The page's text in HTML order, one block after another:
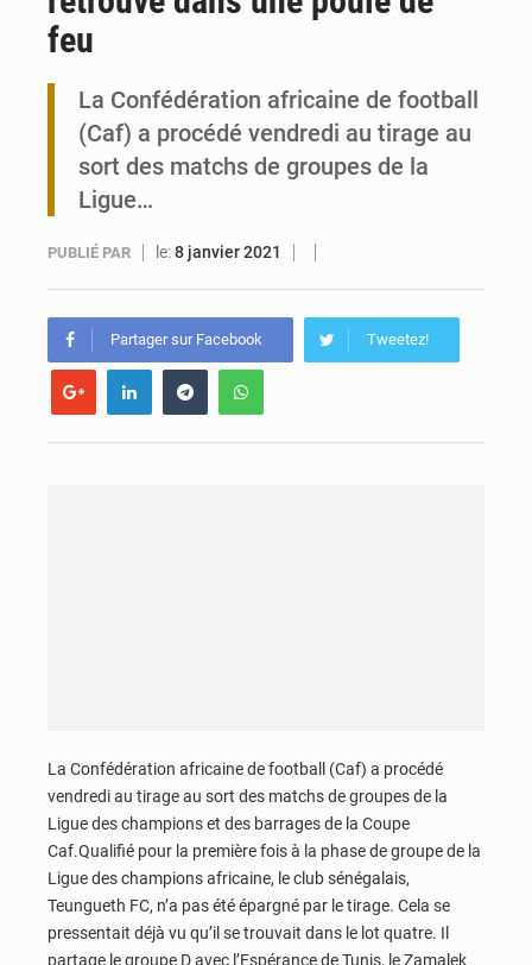
Maurice : Démission de la ministre Véronique Leu-Govind
feu
La Confédération africaine de football
(Caf) a procédé vendredi au tirage au
sort des matchs de groupes de la
Ligue…
PUBLIÉ PAR le:8 janvier 2021
Partager sur Facebook Tweetez!
La Confédération africaine de football (Caf) a procédé
vendredi au tirage au sort des matchs de groupes de la
Ligue des champions et des barrages de la Coupe
Caf.Qualifié pour la première fois à la phase de groupe de la
Ligue des champions africaine, le club sénégalais,
Teungueth FC, n’a pas été épargné par le tirage. Cela se
pressentait déjà vu qu’il se trouvait dans le lot quatre. Il
partage le groupe D avec l’Espérance de Tunis, le Zamalek